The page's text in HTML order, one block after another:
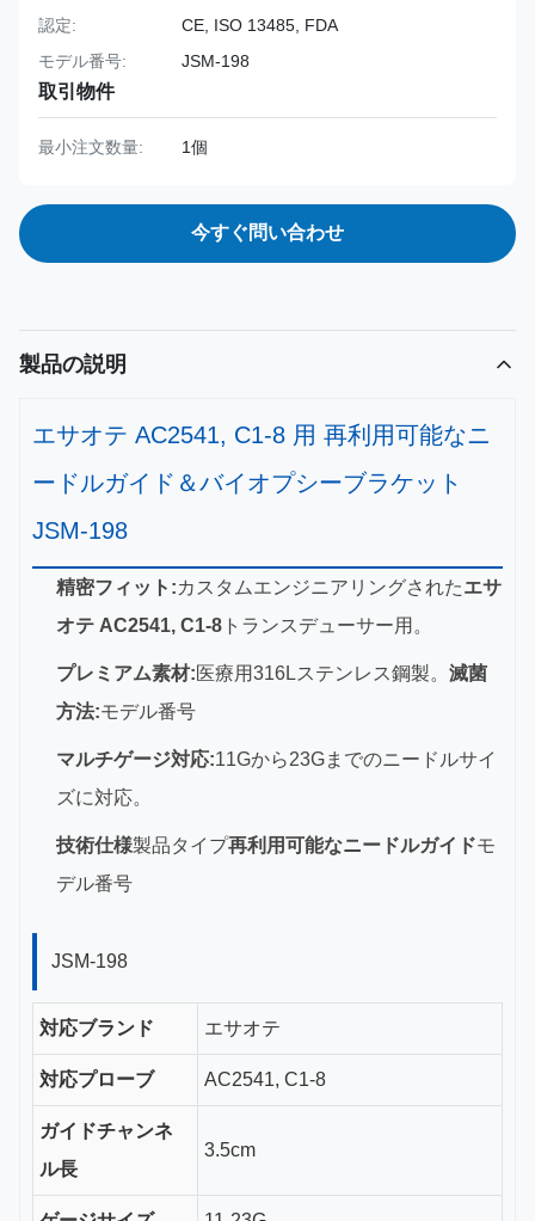
認定:
CE, ISO 13485, FDA
モデル番号:
JSM-198
取引物件
最小注文数量: 1個
今すぐ問い合わせ
製品の説明
エサオテ AC2541, C1-8 用 再利用可能なニ
ードルガイド＆バイオプシーブラケット
JSM-198
精密フィット:カスタムエンジニアリングされたエサ
オテ AC2541, C1-8 トランスデューサー用。
プレミアム素材:医療用316Lステンレス鋼製。 滅菌
方法:モデル番号
マルチゲージ対応:11Gから23Gまでのニードルサイ
ズに対応。
技術仕様製品タイプ再利用可能なニードルガイドモ
デル番号
JSM-198
対応ブランド エサオテ
対応プローブ AC2541, C1-8
ガイドチャンネ
ル長
3.5cm